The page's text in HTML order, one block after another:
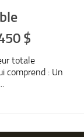
$
totale
comprend : Un